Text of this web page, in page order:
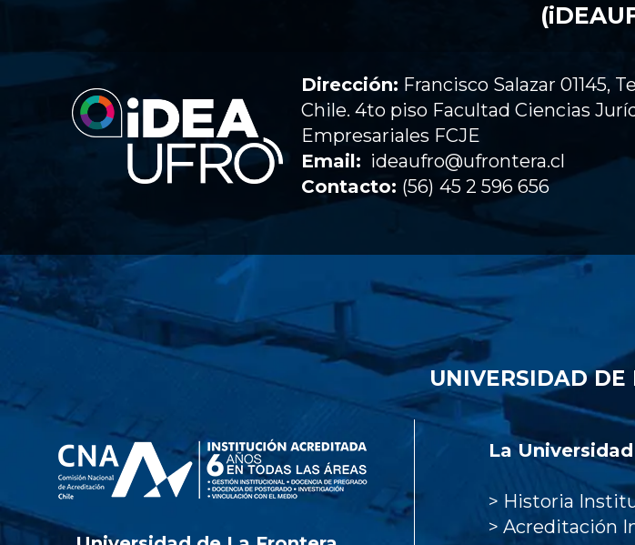
Dirección: Francisco Salazar 01145,
Chile. 4to piso Facultad Ciencias
Empresariales FCJE
Email: ideaufro@ufrontera.cl
Contacto: (56) 45 2 596 656
UNIVERSIDAD DE
La Universidad
> Historia
> Acreditación